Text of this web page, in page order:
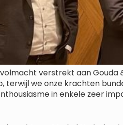
verstrekt aan Gouda
terwijl we onze krachten
in enkele zeer